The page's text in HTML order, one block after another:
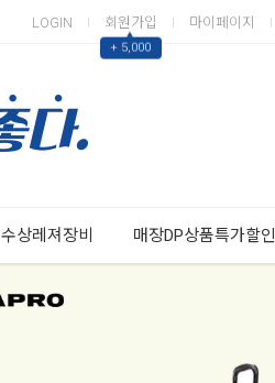
LOGIN 회원가입
▲
+ 5,000
마이페이지
수상레져장비 매장DP상품특가할인